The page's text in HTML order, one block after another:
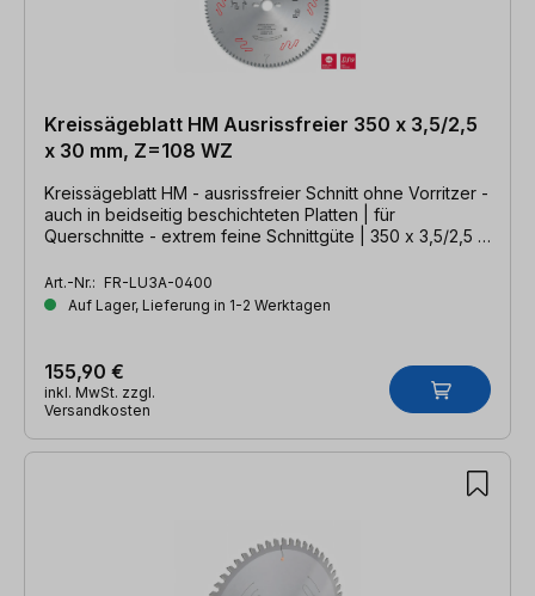
Kreissägeblatt HM Ausrissfreier 350 x 3,5/2,5
x 30 mm, Z=108 WZ
Kreissägeblatt HM - ausrissfreier Schnitt ohne Vorritzer -
auch in beidseitig beschichteten Platten | für
Querschnitte - extrem feine Schnittgüte | 350 x 3,5/2,5 x
Art.-Nr.: FR-LU3A-0400
Auf Lager, Lieferung in 1-2 Werktagen
155,90 €
inkl. MwSt. zzgl.
Versandkosten